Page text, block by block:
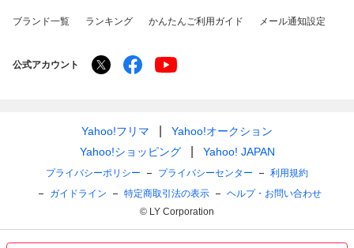
ブランド一覧 ランキング かんたんご利用ガイド メール通知設定
公式アカウント
Yahoo!フリマ
Yahoo!オークション
Yahoo!ショッピング
Yahoo! JAPAN
プライバシーポリシー プライバシーセンター
利用規約
ガイドライン
特定商取引法の表示
ヘルプ・お問い合わせ
© LY Corporation